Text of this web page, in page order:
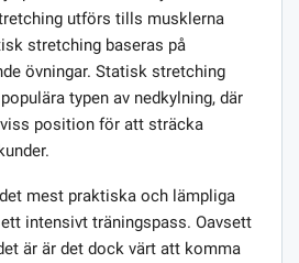
utförs tills musklerna
stretching baseras på
övningar. Statisk stretching
typen av nedkylning, där
position för att sträcka
mest praktiska och lämpliga
intensivt träningspass. Oavsett
är är det dock värt att komma